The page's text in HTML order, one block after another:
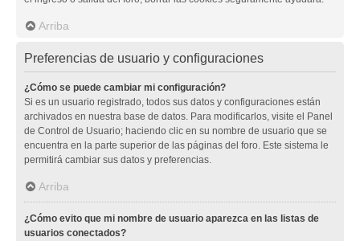
Arriba
Preferencias de usuario y configuraciones
¿Cómo se puede cambiar mi configuración?
Si es un usuario registrado, todos sus datos y configuraciones están
archivados en nuestra base de datos. Para modificarlos, visite el Panel
de Control de Usuario; haciendo clic en su nombre de usuario que se
encuentra en la parte superior de las páginas del foro. Este sistema le
permitirá cambiar sus datos y preferencias.
Arriba
¿Cómo evito que mi nombre de usuario aparezca en las listas de
usuarios conectados?